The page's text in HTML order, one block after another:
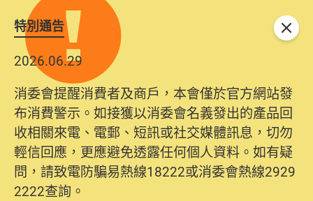
特別通告
2026.06.29
消委會提醒消費者及商戶，本會僅於官方網站發
布消費警示。如接獲以消委會名義發出的產品回
收相關來電、電郵、短訊或社交媒體訊息，切勿
輕信回應，更應避免透露任何個人資料。如有疑
問，請致電防騙易熱線18222或消委會熱線2929
2222查詢。
關閉